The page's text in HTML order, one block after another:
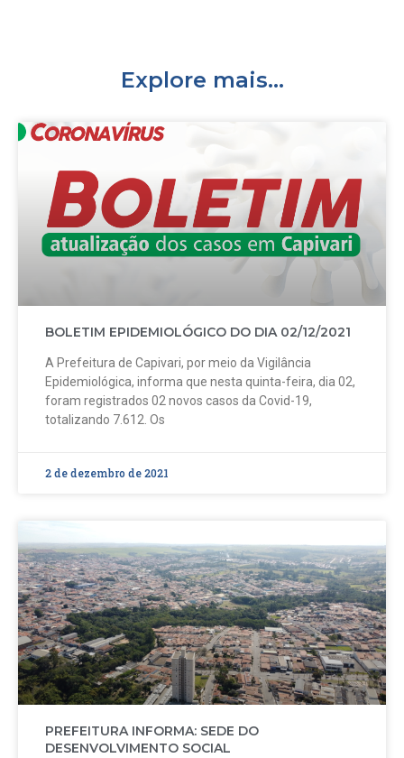
Explore mais...
BOLETIM EPIDEMIOLÓGICO DO DIA 02/12/2021
A Prefeitura de Capivari, por meio da Vigilância
Epidemiológica, informa que nesta quinta-feira, dia 02,
foram registrados 02 novos casos da Covid-19,
totalizando 7.612. Os
2 de dezembro de 2021
PREFEITURA INFORMA: SEDE DO
DESENVOLVIMENTO SOCIAL